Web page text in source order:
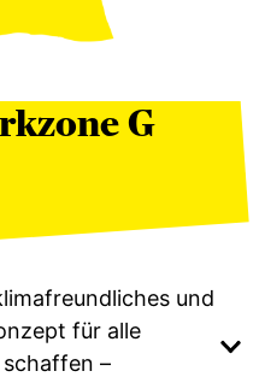
G
und
für alle
–